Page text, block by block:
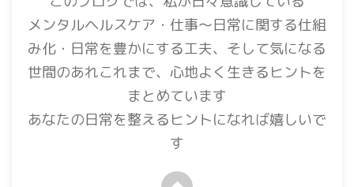
メンタルヘルスケア・仕事〜日常に関する仕組
み化・日常を豊かにする工夫、そして気になる
世間のあれこれまで、心地よく生きるヒントを
まとめています
あなたの日常を整えるヒントになれば嬉しいで
す